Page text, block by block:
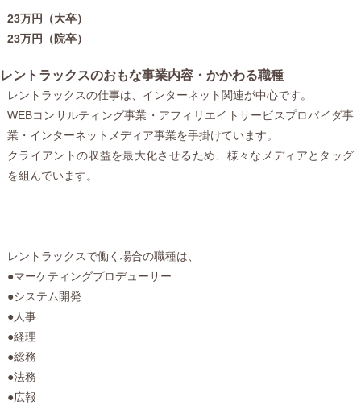
23万円（大卒）
23万円（院卒）
レントラックスのおもな事業内容・かかわる職種
レントラックスの仕事は、インターネット関連が中心です。
WEBコンサルティング事業・アフィリエイトサービスプロバイダ事
業・インターネットメディア事業を手掛けています。
クライアントの収益を最大化させるため、様々なメディアとタッグ
を組んでいます。
レントラックスで働く場合の職種は、
●マーケティングプロデューサー
●システム開発
●人事
●経理
●総務
●法務
●広報